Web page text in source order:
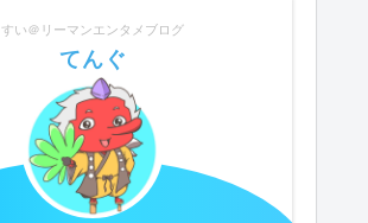
すい＠リーマンエンタメブログ
てんぐ